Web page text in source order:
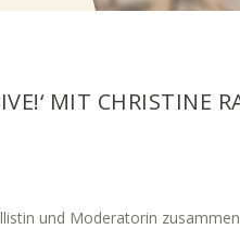
MIT CHRISTINE
und Moderatorin